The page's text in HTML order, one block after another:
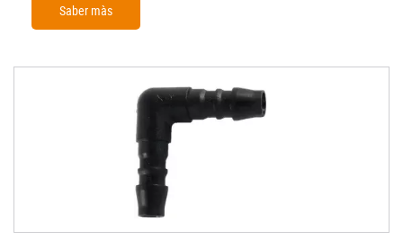
Saber màs